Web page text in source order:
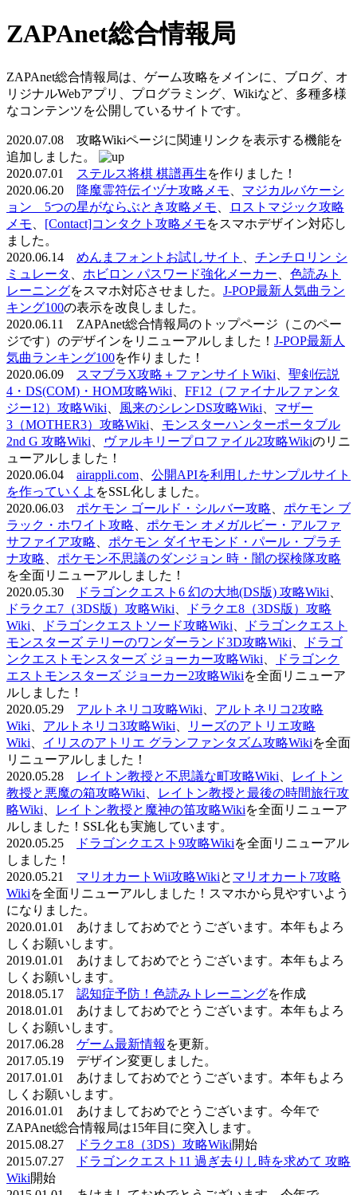
ZAPAnet総合情報局
ZAPAnet総合情報局は、ゲーム攻略をメインに、ブログ、オ
リジナルWebアプリ、プログラミング、Wikiなど、多種多様
なコンテンツを公開しているサイトです。
2020.07.08 攻略Wikiページに関連リンクを表示する機能を
追加しました。
2020.07.01
ステルス将棋 棋譜再生を作りました！
2020.06.20
降魔霊符伝イヅナ攻略メモ
マジカルバケーシ
ョン 5つの星がならぶとき攻略メモ
ロストマジック攻略
メモ
[Contact]コンタクト攻略メモをスマホデザイン対応し
ました。
2020.06.14 めんまフォントお試しサイト
チンチロリン シ
ミュレータ
ホビロン パスワード強化メーカー
色読みト
レーニングをスマホ対応させました。 J-POP最新人気曲ラン
キング100の表示を改良しました。
2020.06.11 ZAPAnet総合情報局のトップページ（このペー
ジです）のデザインをリニューアルしました！ J-POP最新人
気曲ランキング100を作りました！
2020.06.09
スマブラX攻略＋ファンサイトWiki
聖剣伝説
4・DS(COM)・HOM攻略Wiki
FF12（ファイナルファンタ
ジー12）攻略Wiki
風来のシレンDS攻略Wiki
マザー
3（MOTHER3）攻略Wiki
モンスターハンターポータブル
2nd G 攻略Wiki
ヴァルキリープロファイル2攻略Wikiのリニ
ューアルしました！
2020.06.04 airappli.com
公開APIを利用したサンプルサイト
を作っていくよ をSSL化しました。
2020.06.03 ポケモン ゴールド・シルバー攻略
ポケモン ブ
ラック・ホワイト攻略
ポケモン オメガルビー・アルファ
サファイア攻略
ポケモン ダイヤモンド・パール・プラチ
ナ攻略
ポケモン不思議のダンジョン 時・闇の探検隊攻略
を全面リニューアルしました！
2020.05.30
ドラゴンクエスト6 幻の大地(DS版) 攻略Wiki
ドラクエ7（3DS版）攻略Wiki
ドラクエ8（3DS版）攻略
Wiki
ドラゴンクエストソード攻略Wiki
ドラゴンクエスト
モンスターズ テリーのワンダーランド3D攻略Wiki
ドラゴ
ンクエストモンスターズ ジョーカー攻略Wiki
ドラゴンク
エストモンスターズ ジョーカー2攻略Wikiを全面リニューア
ルしました！
2020.05.29 アルトネリコ攻略Wiki
アルトネリコ2攻略
Wiki
アルトネリコ3攻略Wiki
リーズのアトリエ攻略
Wiki
イリスのアトリエ グランファンタズム攻略Wikiを全面
リニューアルしました！
2020.05.28
レイトン教授と不思議な町攻略Wiki
レイトン
教授と悪魔の箱攻略Wiki
レイトン教授と最後の時間旅行攻
略Wiki
レイトン教授と魔神の笛攻略Wikiを全面リニューア
ルしました！SSL化も実施しています。
2020.05.25
ドラゴンクエスト9攻略Wikiを全面リニューアル
しました！
2020.05.21 マリオカートWii攻略Wikiと マリオカート7攻略
Wikiを全面リニューアルしました！スマホから見やすいよう
になりました。
2020.01.01 あけましておめでとうございます。本年もよろ
しくお願いします。
2019.01.01 あけましておめでとうございます。本年もよろ
しくお願いします。
2018.05.17 認知症予防！色読みトレーニングを作成
2018.01.01 あけましておめでとうございます。本年もよろ
しくお願いします。
2017.06.28 ゲーム最新情報 を更新。
2017.05.19 デザイン変更しました。
2017.01.01 あけましておめでとうございます。本年もよろ
しくお願いします。
2016.01.01 あけましておめでとうございます。今年で
ZAPAnet総合情報局は15年目に突入します。
2015.08.27
ドラクエ8（3DS）攻略Wiki開始
2015.07.27
ドラゴンクエスト11 過ぎ去りし時を求めて 攻略
Wiki開始